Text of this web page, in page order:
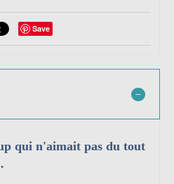
Save
qui n'aimait pas du tout